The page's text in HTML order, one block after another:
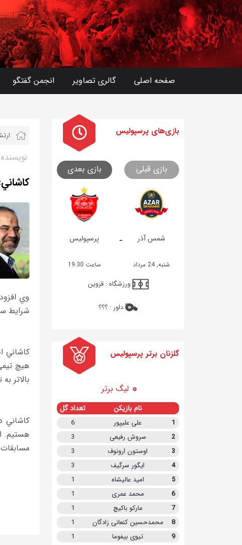
صفحه اصلی گالری تصاویر انجمن گفتگو
وي
شرايط
كاشاني
هيچ
بالاتر
كاشاني
هستيم.
بازی های پرسپولیس
بازی قبلی بازی بعدی
- شمس آذر پرسپولیس
شنبه, 24 مرداد ساعت 19:30
ورزشگاه :قزوین
داور :؟؟؟
گلزنان برتر پرسپولیس
لیگ برتر
نام بازیکن تعداد گل
1 علی علیپور
6
2
سروش رفیعی
3
3
اوستون ارونوف
3
4
ایگور سرگیف
3
5
امید عالیشاه
1
6
محمد عمری
1
7
مارکو باکیچ
1
8
محمدحسین کنعانی زادگان
1
9
تیوی بیفوما
1